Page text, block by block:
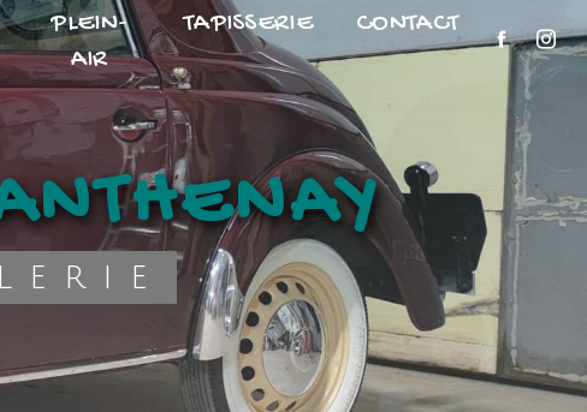
PLEIN-
AIR
TAPISSERIE CONTACT